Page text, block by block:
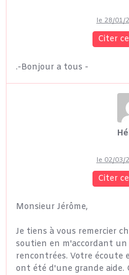
le 28/01/
Citer
.-Bonjour a tous -
le 02/03/
Citer
Monsieur Jérôme,
Je tiens à vous remercier
soutien en m'accordant
rencontrées. Votre écoute
ont été d'une grande aide.